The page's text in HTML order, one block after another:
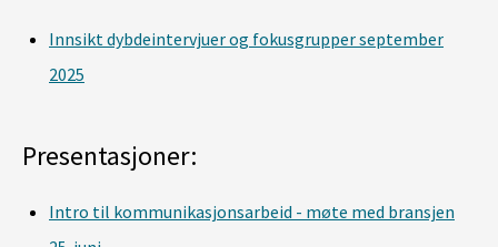
Innsikt dybdeintervjuer og fokusgrupper september
2025
Presentasjoner:
Intro til kommunikasjonsarbeid - møte med bransjen